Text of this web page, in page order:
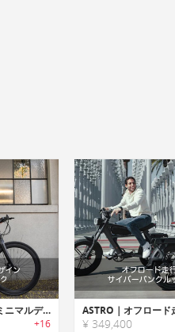
Bonc Bike｜洗練されたミニマルデザインロングレンジeバイク「ボンクバイク」
+16 ¥ 349,400